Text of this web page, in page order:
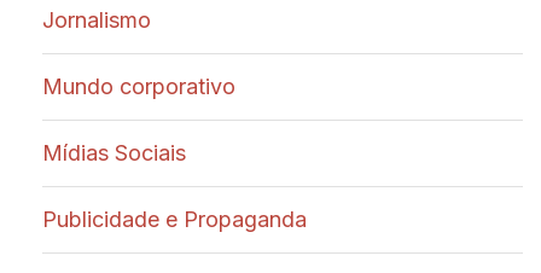
Jornalismo
Mundo corporativo
Mídias Sociais
Publicidade e Propaganda